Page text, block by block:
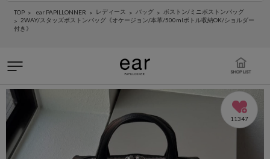
TOP ear PAPILLONNER レディース バッグ
ボストン/ミニボストンバッグ
2WAY/スタッズボストンバッグ《オケージョン/本革/500mlボトル収納OK/ショルダー
付き》
11347